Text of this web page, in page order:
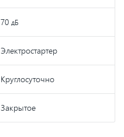
70 дБ
Электростартер
Круглосуточно
Закрытое